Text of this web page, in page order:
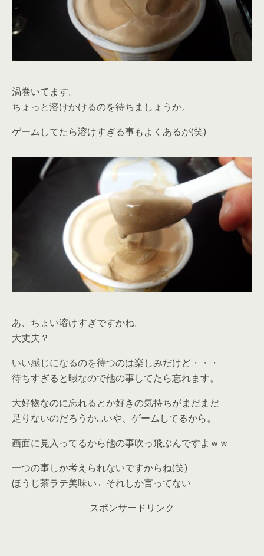
渦巻いてます。
ちょっと溶けかけるのを待ちましょうか。
ゲームしてたら溶けすぎる事もよくあるが(笑)
あ、ちょい溶けすぎですかね。
大丈夫？
いい感じになるのを待つのは楽しみだけど・・・
待ちすぎると暇なので他の事してたら忘れます。
大好物なのに忘れるとか好きの気持ちがまだまだ
足りないのだろうか…いや、ゲームしてるから。
画面に見入ってるから他の事吹っ飛ぶんですよｗｗ
一つの事しか考えられないですからね(笑)
ほうじ茶ラテ美味い←それしか言ってない
スポンサードリンク